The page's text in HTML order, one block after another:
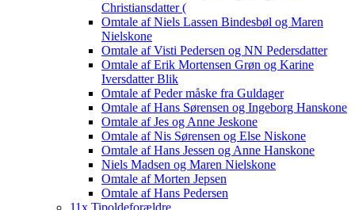
Christiansdatter (
Omtale af Niels Lassen Bindesbøl og Maren
Nielskone
Omtale af Visti Pedersen og NN Pedersdatter
Omtale af Erik Mortensen Grøn og Karine
Iversdatter Blik
Omtale af Peder måske fra Guldager
Omtale af Hans Sørensen og Ingeborg Hanskone
Omtale af Jes og Anne Jeskone
Omtale af Nis Sørensen og Else Niskone
Omtale af Hans Jessen og Anne Hanskone
Niels Madsen og Maren Nielskone
Omtale af Morten Jepsen
Omtale af Hans Pedersen
11x Tipoldeforældre